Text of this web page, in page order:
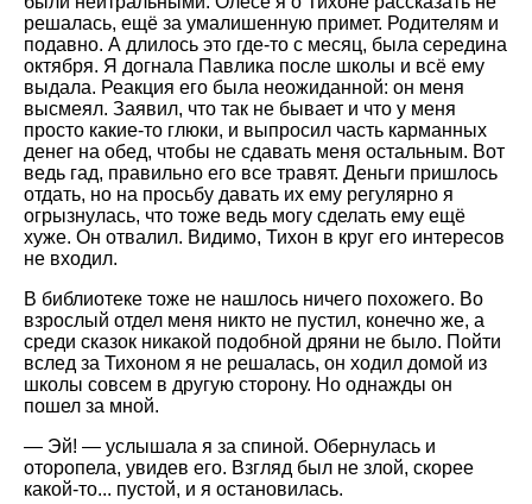
решалась, ещё за умалишенную примет. Родителям и
подавно. А длилось это где-то с месяц, была середина
октября. Я догнала Павлика после школы и всё ему
выдала. Реакция его была неожиданной: он меня
высмеял. Заявил, что так не бывает и что у меня
просто какие-то глюки, и выпросил часть карманных
денег на обед, чтобы не сдавать меня остальным. Вот
ведь гад, правильно его все травят. Деньги пришлось
отдать, но на просьбу давать их ему регулярно я
огрызнулась, что тоже ведь могу сделать ему ещё
хуже. Он отвалил. Видимо, Тихон в круг его интересов
не входил.
В библиотеке тоже не нашлось ничего похожего. Во
взрослый отдел меня никто не пустил, конечно же, а
среди сказок никакой подобной дряни не было. Пойти
вслед за Тихоном я не решалась, он ходил домой из
школы совсем в другую сторону. Но однажды он
пошел за мной.
— Эй! — услышала я за спиной. Обернулась и
оторопела, увидев его. Взгляд был не злой, скорее
какой-то... пустой, и я остановилась.